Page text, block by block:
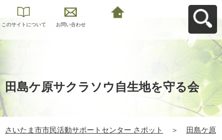
このサイトについて お問い合わせ
田島ケ原サクラソウ自生地を守る会
さいたま市市民活動サポートセンター さポット ＞
田島ケ原